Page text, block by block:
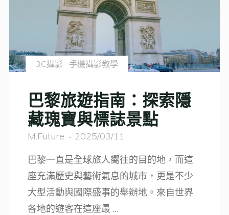
3C攝影 手機攝影教學
巴黎旅遊指南：探索隱
藏瑰寶與標誌景點
M.Future
2025/03/11
巴黎一直是全球旅人嚮往的目的地，而這
座充滿歷史與藝術氣息的城市，更是不少
大型活動與國際盛事的舉辦地。來自世界
各地的遊客在這座最 …